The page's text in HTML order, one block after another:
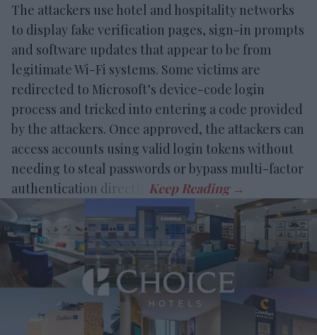
The attackers use hotel and hospitality networks
to display fake verification pages, sign-in prompts
and software updates that appear to be from
legitimate Wi-Fi systems. Some victims are
redirected to Microsoft’s device-code login
process and tricked into entering a code provided
by the attackers. Once approved, the attackers can
access accounts using valid login tokens without
needing to steal passwords or bypass multi-factor
authentication directly.